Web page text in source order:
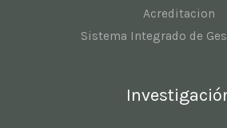
Acreditacion
Sistema Integrado de